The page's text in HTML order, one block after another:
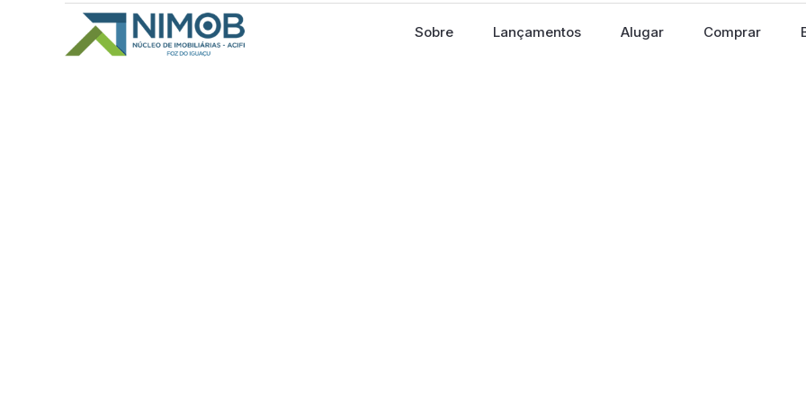
Sobre Lançamentos Alugar Comprar